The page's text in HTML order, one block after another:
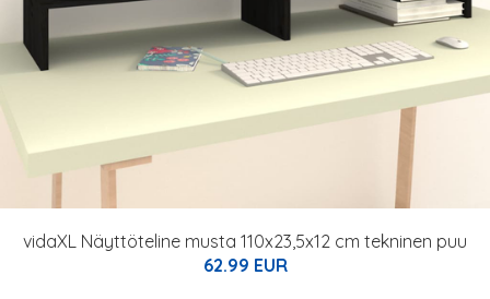
vidaXL Näyttöteline musta 110x23,5x12 cm tekninen puu
62.99 EUR